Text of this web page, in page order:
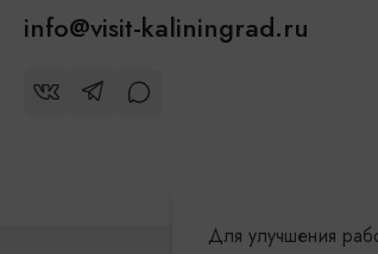
info@visit-kaliningrad.ru
Для улучшения